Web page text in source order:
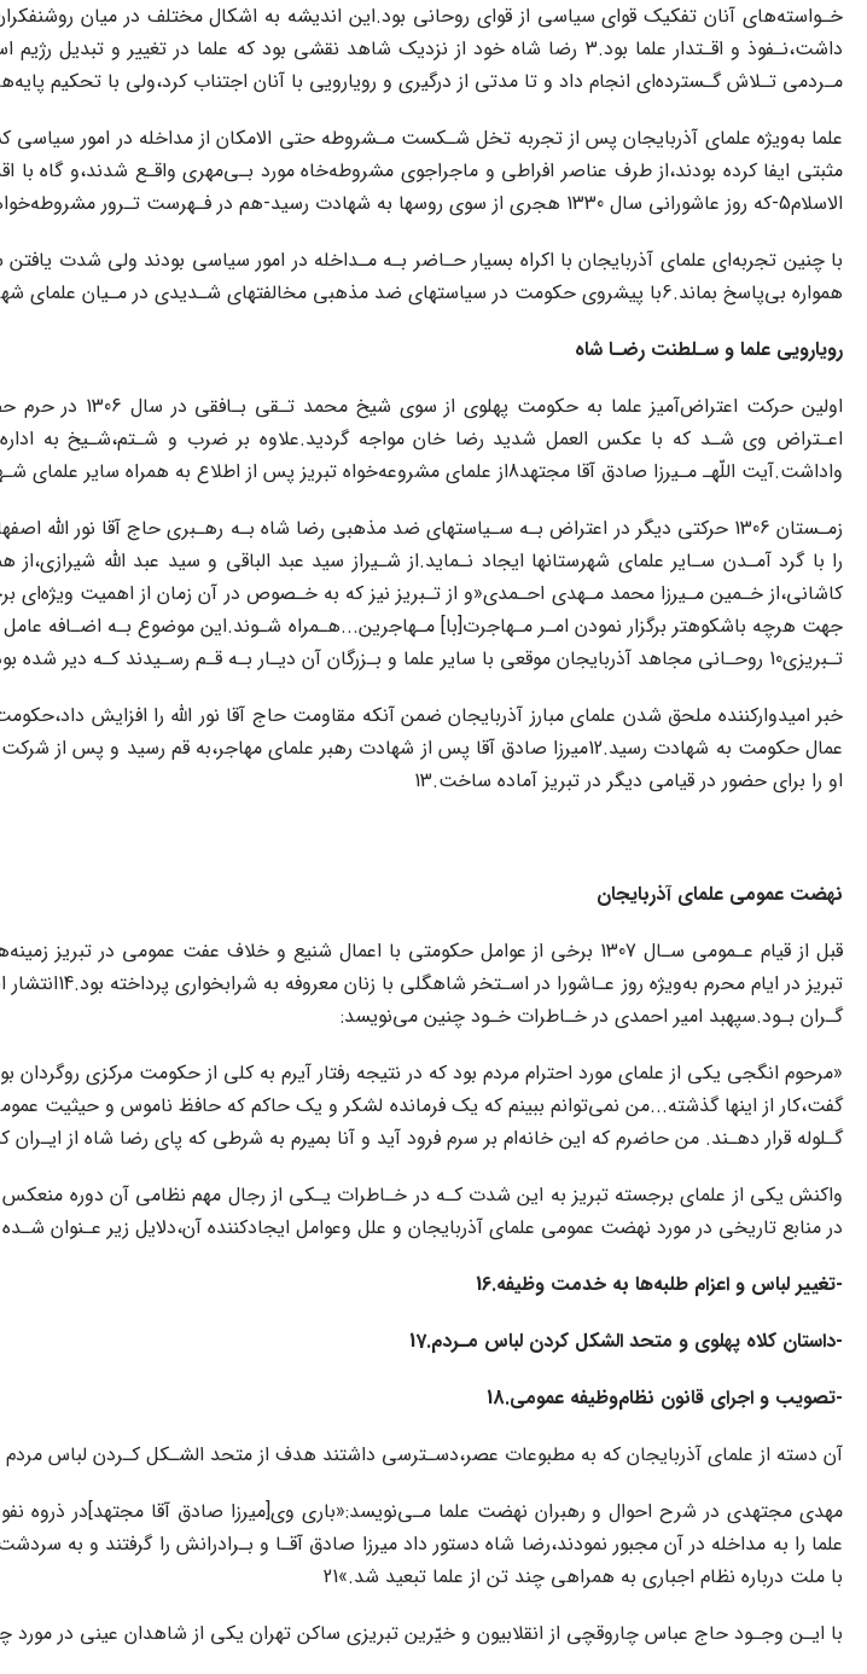
خـواسته‌های آنان تفکیک قوای سیاسی‌ از‌ قوای‌‌ روحانی بود.این اندیشه به اشکال مختلف در میان
داشت،نـفوذ‌ و اقـتدار‌ علما‌ بود.3 رضا شاه خود از نزدیک شاهد نقشی بود که علما در
مـردمی تـلاش‌ گـسترده‌ای انجام داد و تا مدتی از درگیری و رویارویی با آنان اجتناب‌ کرد‌،ولی با
علما به‌ویژه علمای آذربایجان پس از تجربه تخل شـکست مـشروطه حتی الامکان از مداخله در‌ امور‌
مثبتی ایفا کرده بودند،از طرف عناصر افراطی و ماجراجوی مشروطه‌خاه مورد بـی‌مهری واقـع شدند‌،و گاه‌
الاسلام‌5-که روز عاشورانی سال 1330 هجری از سوی‌ روسها به شهادت رسید-هم‌ در‌ فـهرست تـرور مشروطه‌خواهان افراطی بود.
با چنین تجربه‌ای علمای آذربایجان با اکراه‌ بسیار‌ حـاضر بـه مـداخله در امور سیاسی بودند‌ ولی‌‌
همواره بی‌پاسخ بماند.6با پیشروی حکومت در سیاستهای‌ ضد‌ مذهبی مخالفتهای‌ شـدیدی در مـیان‌ علمای‌ شهرستانها بروز‌ کرد‌.شهرهای‌ اصفهان،مشهد و تبریز کانون اصلی این‌‌ اعتراضات‌ بودند.
رویارویی علما و سـلطنت رضـا شاه
اولین حرکت
واداشت.آیت اللّهـ‌ مـیرزا‌ صادق آقا مجتهد8از علمای مشروعه‌خواه‌ تبریز‌ پس از‌ اطلاع‌ به‌ همراه سایر علمای شـهر‌ تـلاش گسترده‌ای برای آزادی وی به عمل آوردند.9
زمـستان 1306 حرکتی دیگر در اعتراض بـه‌ سـیاستهای‌ ضد مذهبی رضا شاه بـه رهـبری‌ حاج‌ آقا‌
را با‌ گرد‌ آمـدن‌ سـایر علمای شهرستانها ایجاد نـماید.از شـیراز‌ سید‌ عبد‌ الباقی‌ و سید‌ عبد‌ اللّه
کاشانی،از خـمین مـیرزا محمد مـهدی احـمدی«و از‌ تـبریز نیز که به‌ خـصوص در آن زمان از اهمیت ویژه‌ای
جهت هرچه باشکوهتر برگزار‌ نمودن‌ امـر مـهاجرت‌[با] مـهاجرین...هـمراه شـوند.این موضوع بـه اضـافه
تـبریزی‌10 روحـانی‌ مجاهد‌ آذربایجان موقعی با سایر علما و بـزرگان آن دیـار بـه قـم رسـیدند کـه دیر شده بود.»11
خبر امیدوارکننده ملحق شدن علمای مبارز آذربایجان‌ ضمن‌ آنکه مقاومت حاج آقا نور‌ اللّه‌ را افزایش
عمال حکومت‌ به‌‌ شهادت رسید.12میرزا‌ صادق‌ آقا پس از شهادت‌ رهبر علمای مهاجر،به
او‌ را برای حضور در قیامی دیگر در تبریز آماده ساخت.13
نهضت عمومی علمای آذربایجان
قبل از قیام‌ عـمومی‌ سـال 1307‌ برخی از عوامل حکومتی با اعمال شنیع و خلاف عفت‌
تبریز‌ در‌
گـران بـود.سپهبد امیر احمدی در خـاطرات‌ خـود چنین می‌نویسد:
«مرحوم انگجی یکی از علمای‌ مورد احترام مردم بود که در نتیجه رفتار آیرم به کلی از حکومت‌‌ مرکزی
گفت،کار از اینها گذشته...من نمی‌توانم ببینم که یک فرمانده‌ لشکر و یک حاکم که‌ حافظ ناموس و حیثیت
گـلوله قرار دهـند. من حاضرم که این خانه‌ام بر سرم فرود آید و آنا بمیرم‌ به‌ شرطی که پای رضا شاه از ایـران
واکنش یکی از علمای برجسته تبریز به این شدت کـه در خـاطرات یـکی از رجال مهم نظامی آن‌ دوره
در منابع تاریخی در مورد نهضت عمومی علمای‌ آذربایجان و علل وعوامل ایجادکننده آن،دلایل‌ زیر‌ عـنوان
-تغییر لباس و اعزام طلبه‌ها به خدمت وظیفه.16
-داستان کلاه پهلوی و متحد الشکل کردن لباس‌ مـردم.17
-تصویب و اجرای قانون نظام‌وظیفه عمومی.18
آن دسته از‌ علمای‌ آذربایجان‌ که به مطبوعات‌ عصر،دسـترسی‌ داشتند‌ هدف‌ از متحد الشـکل کـردن‌ لباس مردم
مهدی‌ مجتهدی‌ در شرح احوال و رهبران نهضت علما مـی‌نویسد:«باری وی‌[میرزا صادق آقا مجتهد]در ذروه
با ملت درباره نظام اجباری به همراهی چند تن از علما تبعید شد.»21
با‌ ایـن‌ وجـود‌ حاج عباس چاروقچی از انقلابیون و خیّرین تبریزی ساکن تهران یکی از شاهدان‌‌ عینی‌ در‌ مورد